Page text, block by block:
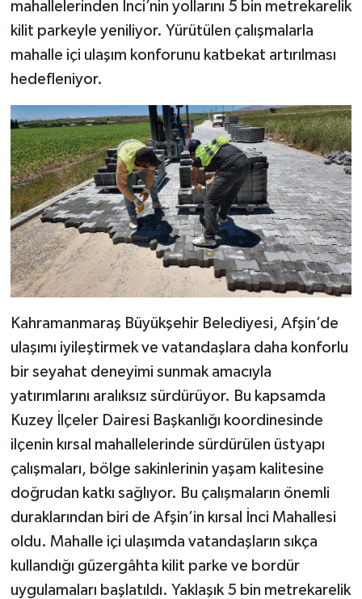
mahallelerinden İnci’nin yollarını 5 bin metrekarelik
kilit parkeyle yeniliyor. Yürütülen çalışmalarla
mahalle içi ulaşım konforunu katbekat artırılması
hedefleniyor.
Kahramanmaraş Büyükşehir Belediyesi, Afşin’de
ulaşımı iyileştirmek ve vatandaşlara daha konforlu
bir seyahat deneyimi sunmak amacıyla
yatırımlarını aralıksız sürdürüyor. Bu kapsamda
Kuzey İlçeler Dairesi Başkanlığı koordinesinde
ilçenin kırsal mahallelerinde sürdürülen üstyapı
çalışmaları, bölge sakinlerinin yaşam kalitesine
doğrudan katkı sağlıyor. Bu çalışmaların önemli
duraklarından biri de Afşin’in kırsal İnci Mahallesi
oldu. Mahalle içi ulaşımda vatandaşların sıkça
kullandığı güzergâhta kilit parke ve bordür
uygulamaları başlatıldı. Yaklaşık 5 bin metrekarelik